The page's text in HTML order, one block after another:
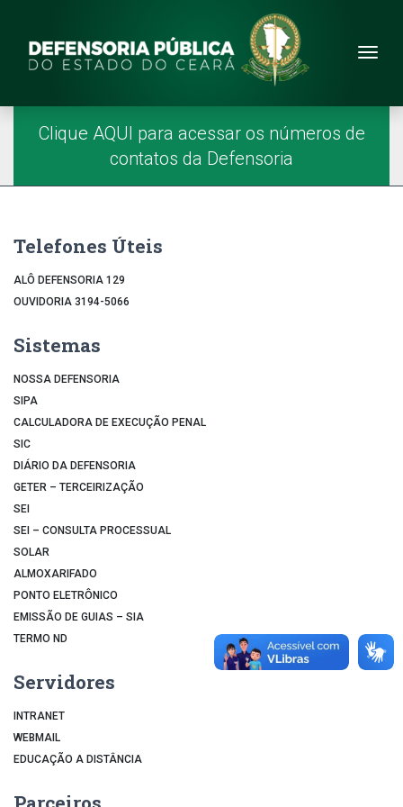
Site da Defensoria
Menu Principal
Página Inicial
Clique AQUI para acessar os números de
contatos da Defensoria
Telefones Úteis
ALÔ DEFENSORIA 129
OUVIDORIA 3194-5066
Sistemas
NOSSA DEFENSORIA
SIPA
CALCULADORA DE EXECUÇÃO PENAL
SIC
DIÁRIO DA DEFENSORIA
GETER – TERCEIRIZAÇÃO
SEI
SEI – CONSULTA PROCESSUAL
SOLAR
ALMOXARIFADO
PONTO ELETRÔNICO
EMISSÃO DE GUIAS – SIA
TERMO ND
Servidores
INTRANET
WEBMAIL
EDUCAÇÃO A DISTÂNCIA